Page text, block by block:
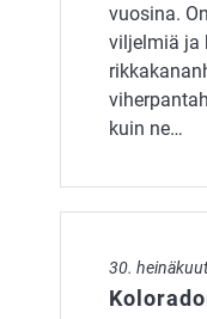
vuosina.
viljelmiä ja
kuin ne…
30.